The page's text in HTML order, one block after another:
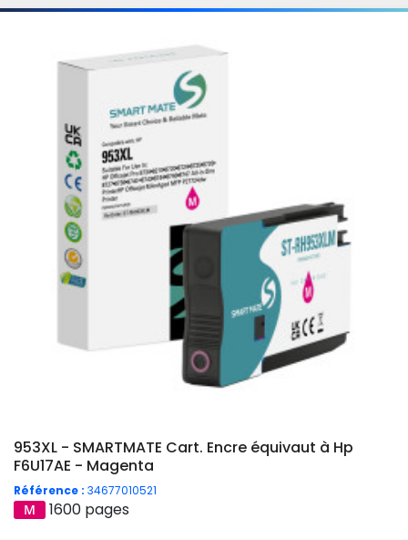
953XL - SMARTMATE Cart. Encre équivaut à Hp
F6U17AE - Magenta
Référence : 34677010521
1600 pages